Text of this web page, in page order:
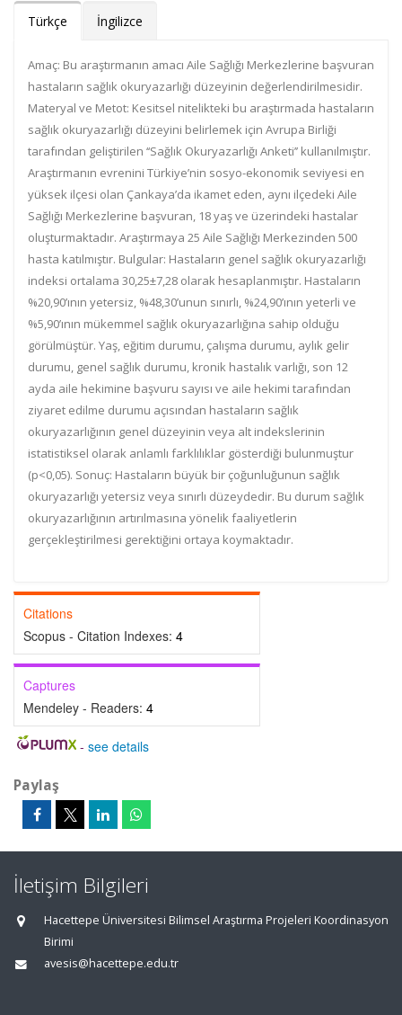
Türkçe İngilizce
Amaç: Bu araştırmanın amacı Aile Sağlığı Merkezlerine başvuran
hastaların sağlık okuryazarlığı düzeyinin değerlendirilmesidir.
Materyal ve Metot: Kesitsel nitelikteki bu araştırmada hastaların
sağlık okuryazarlığı düzeyini belirlemek için Avrupa Birliği
tarafından geliştirilen ‘‘Sağlık Okuryazarlığı Anketi’’ kullanılmıştır.
Araştırmanın evrenini Türkiye’nin sosyo-ekonomik seviyesi en
yüksek ilçesi olan Çankaya’da ikamet eden, aynı ilçedeki Aile
Sağlığı Merkezlerine başvuran, 18 yaş ve üzerindeki hastalar
oluşturmaktadır. Araştırmaya 25 Aile Sağlığı Merkezinden 500
hasta katılmıştır. Bulgular: Hastaların genel sağlık okuryazarlığı
indeksi ortalama 30,25±7,28 olarak hesaplanmıştır. Hastaların
%20,90’ının yetersiz, %48,30’unun sınırlı, %24,90’ının yeterli ve
%5,90’ının mükemmel sağlık okuryazarlığına sahip olduğu
görülmüştür. Yaş, eğitim durumu, çalışma durumu, aylık gelir
durumu, genel sağlık durumu, kronik hastalık varlığı, son 12
ayda aile hekimine başvuru sayısı ve aile hekimi tarafından
ziyaret edilme durumu açısından hastaların sağlık
okuryazarlığının genel düzeyinin veya alt indekslerinin
istatistiksel olarak anlamlı farklılıklar gösterdiği bulunmuştur
(p<0,05). Sonuç: Hastaların büyük bir çoğunluğunun sağlık
okuryazarlığı yetersiz veya sınırlı düzeydedir. Bu durum sağlık
okuryazarlığının artırılmasına yönelik faaliyetlerin
gerçekleştirilmesi gerektiğini ortaya koymaktadır.
Citations
Scopus - Citation Indexes: 4
Captures
Mendeley - Readers: 4
- see details
Paylaş
İletişim Bilgileri
Hacettepe Üniversitesi Bilimsel Araştırma Projeleri Koordinasyon
Birimi
avesis@hacettepe.edu.tr